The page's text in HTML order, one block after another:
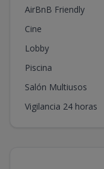
AirBnB Friendly
Cine
Lobby
Piscina
Salón Multiusos
Vigilancia 24 horas